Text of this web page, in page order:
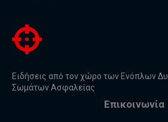
Ειδήσεις από τον χώρο των Ενόπλων
Σωμάτων Ασφαλείας
Επικοινωνία